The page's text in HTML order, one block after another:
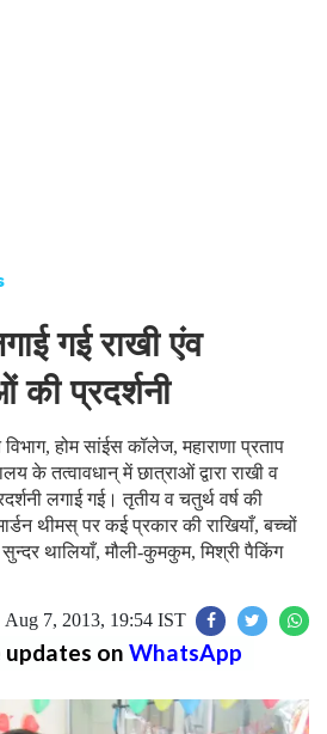
गई राखी एंव
प्रदर्शनी
होम सांईस कॉलेज, महाराणा प्रताप
के तत्वावधान् में छात्राओं द्वारा राखी व
लगाई गई। तृतीय व चतुर्थ वर्ष की
थीमस् पर कई प्रकार की राखियाँ, बच्चों
थालियाँ, मौली-कुमकुम, मिश्री पैकिंग
Aug 7, 2013, 19:54 IST
on WhatsApp